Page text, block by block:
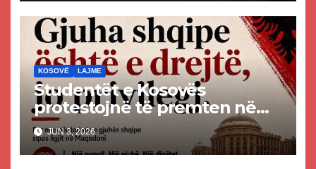
KOSOVË LAJME
Studentët e Kosovës
protestojnë të premten në
mbështetje të gjuhës shqipe
në Maqedoninë e Veriut
JUN 3, 2026